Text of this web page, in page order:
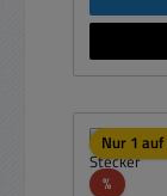
Nur 1
%Rabatt